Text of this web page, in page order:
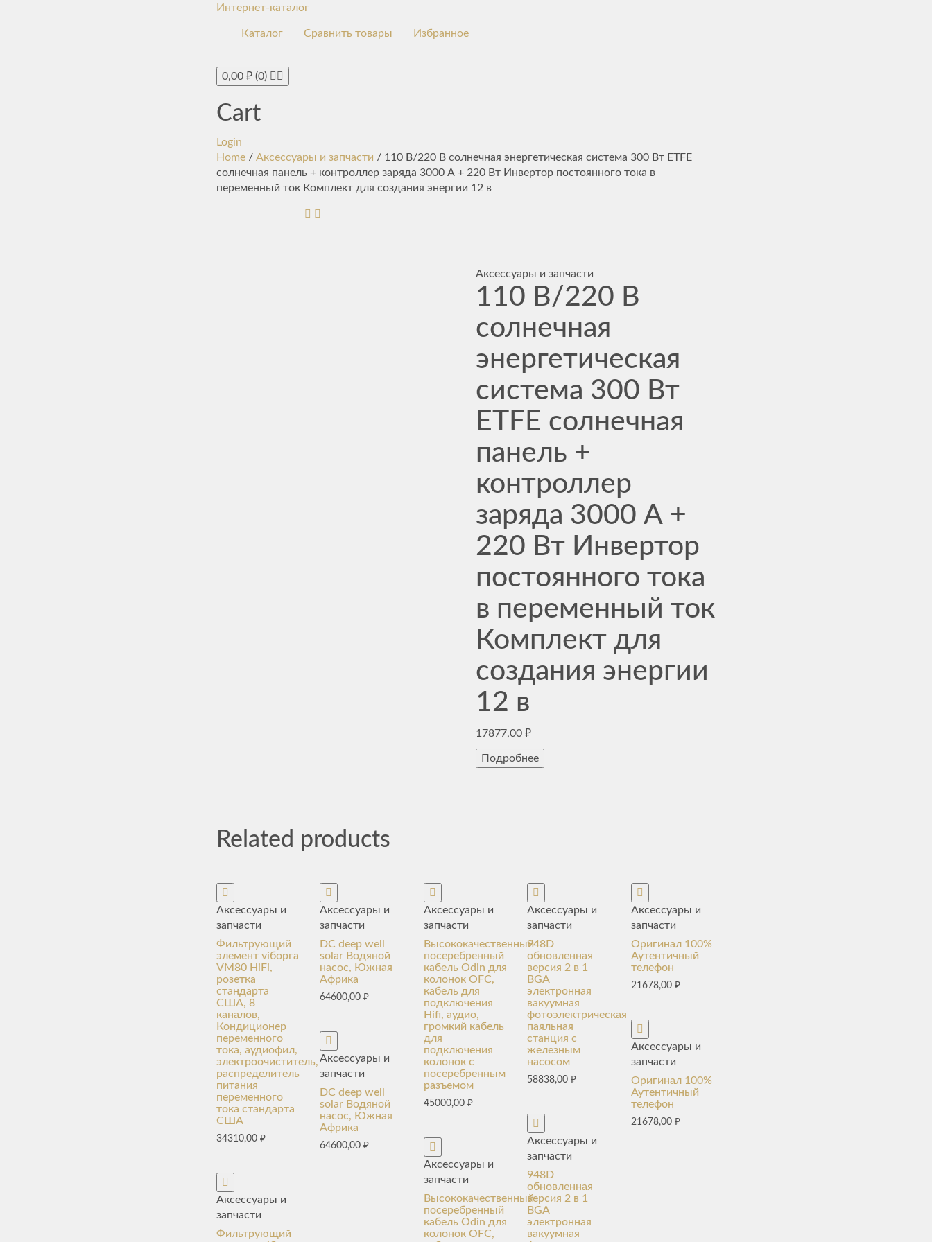
Интернет-каталог
Каталог Сравнить товары Избранное
0,00 ₽ (0)
Cart
Login
Home / Аксессуары и запчасти / 110 В/220 В солнечная энергетическая система 300 Вт ETFE
солнечная панель + контроллер заряда 3000 А + 220 Вт Инвертор постоянного тока в
переменный ток Комплект для создания энергии 12 в
Аксессуары и запчасти
110 В/220 В
солнечная
энергетическая
система 300 Вт
ETFE солнечная
панель +
контроллер
заряда 3000 А +
220 Вт Инвертор
постоянного тока
в переменный ток
Комплект для
создания энергии
12 в
17877,00₽
Подробнее
Related products
Аксессуары и
запчасти
Фильтрующий
элемент viборга
VM80 HiFi,
розетка
стандарта
США, 8
каналов,
Кондиционер
переменного
тока, аудиофил,
электроочиститель,
распределитель
питания
переменного
тока стандарта
США
34310,00 ₽
Аксессуары и
запчасти
Фильтрующий
Аксессуары и
запчасти
DC deep well
solar Водяной
насос, Южная
Африка
64600,00₽
Аксессуары и
запчасти
DC deep well
solar Водяной
насос, Южная
Африка
64600,00₽
Аксессуары и
запчасти
Высококачественный
посеребренный
кабель Odin для
колонок OFC,
кабель для
подключения
Hifi, аудио,
громкий кабель
для
подключения
колонок с
посеребренным
разъемом
45000,00 ₽
Аксессуары и
запчасти
Высококачественный
посеребренный
кабель Odin для
колонок OFC,
Аксессуары и
запчасти
948D
обновленная
версия 2 в 1
BGA
электронная
вакуумная
фотоэлектрическая
паяльная
станция с
железным
насосом
58838,00₽
Аксессуары и
запчасти
948D
обновленная
версия 2 в 1
BGA
электронная
вакуумная
Аксессуары и
запчасти
Оригинал 100%
Аутентичный
телефон
21678,00 ₽
Аксессуары и
запчасти
Оригинал 100%
Аутентичный
телефон
21678,00 ₽